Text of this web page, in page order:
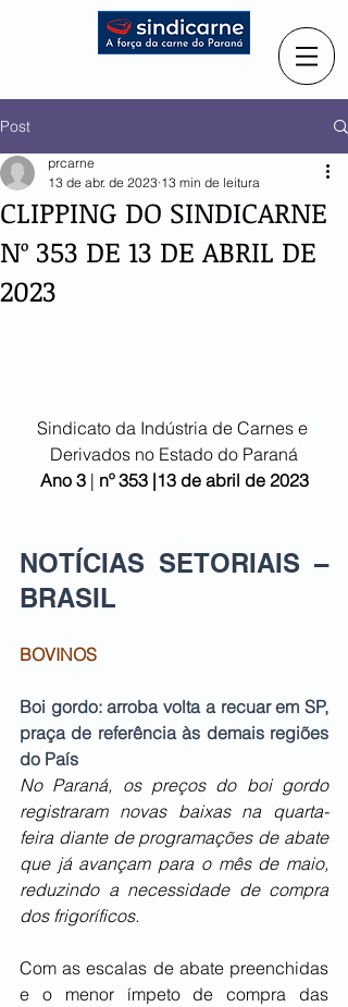
Post
CLIPPING DO SINDICARNE
Nº 353 DE 13 DE ABRIL DE
2023
prcarne
13 de abr. de 2023 13 min de leitura
Sindicato da Indústria de Carnes e
Derivados no Estado do Paraná
Ano 3 | nº 353 |13 de abril de 2023
NOTÍCIAS SETORIAIS –
BRASIL
BOVINOS
Boi gordo: arroba volta a recuar em SP,
praça de referência às demais regiões
do País
No Paraná, os preços do boi gordo
registraram novas baixas na quarta-
feira diante de programações de abate
que já avançam para o mês de maio,
reduzindo a necessidade de compra
dos frigoríficos.
Com as escalas de abate preenchidas
e o menor ímpeto de compra das